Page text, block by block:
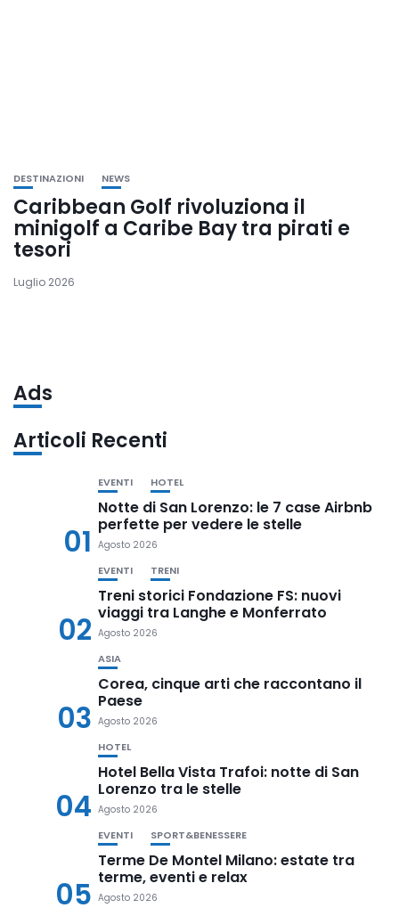
DESTINAZIONI NEWS
Caribbean Golf rivoluziona il
minigolf a Caribe Bay tra pirati e
tesori
Luglio 2026
Ads
Articoli Recenti
01
EVENTI HOTEL
Notte di San Lorenzo: le 7 case Airbnb
perfette per vedere le stelle
Agosto 2026
02
EVENTI TRENI
Treni storici Fondazione FS: nuovi
viaggi tra Langhe e Monferrato
Agosto 2026
03
ASIA
Corea, cinque arti che raccontano il
Paese
Agosto 2026
04
HOTEL
Hotel Bella Vista Trafoi: notte di San
Lorenzo tra le stelle
Agosto 2026
05
EVENTI SPORT&BENESSERE
Terme De Montel Milano: estate tra
terme, eventi e relax
Agosto 2026